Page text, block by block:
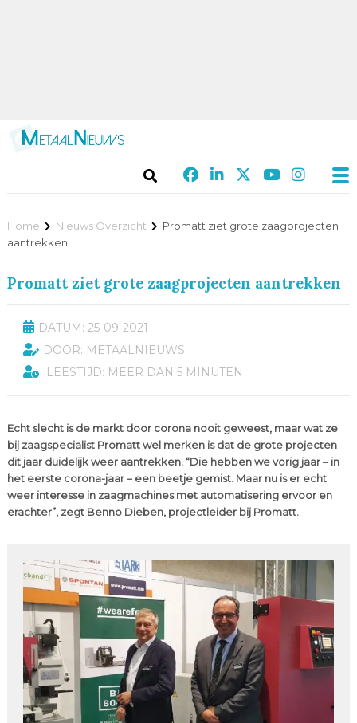
Home Nieuws Overzicht
Promatt ziet grote zaagprojecten
aantrekken
Promatt ziet grote zaagprojecten aantrekken
DATUM: 25-09-2021
DOOR: METAALNIEUWS
LEESTIJD: MEER DAN 5 MINUTEN
Echt slecht is de markt door corona nooit geweest, maar wat ze
bij zaagspecialist Promatt wel merken is dat de grote projecten
dit jaar duidelijk weer aantrekken. “Die hebben we vorig jaar – in
het eerste corona-jaar – een beetje gemist. Maar nu is er echt
weer interesse in zaagmachines met automatisering ervoor en
erachter”, zegt Benno Dieben, projectleider bij Promatt.